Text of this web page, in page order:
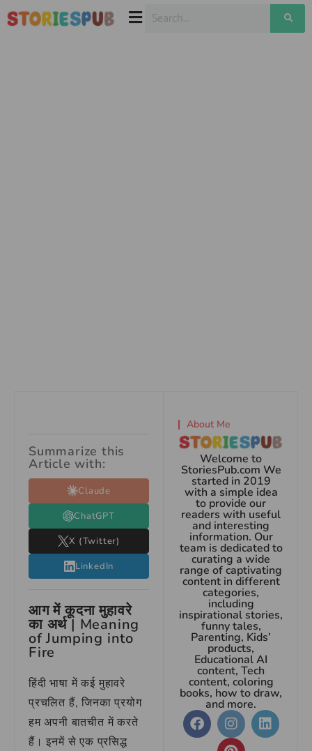
Summarize this
Article with:
Claude
ChatGPT
X (Twitter)
LinkedIn
आग में कूदना मुहावरे
का अर्थ | Meaning
of Jumping into
Fire
हिंदी भाषा में कई मुहावरे
प्रचलित हैं, जिनका प्रयोग
हम अपनी बातचीत में करते
हैं। इनमें से एक प्रसिद्ध
About Me
Welcome to
StoriesPub.com We
started in 2019
with a simple idea
to provide our
readers with useful
and interesting
information. Our
team is dedicated to
curating a wide
range of captivating
content in different
categories,
including
inspirational stories,
funny tales,
Parenting, Kids’
products,
Educational AI
content, Tech
content, coloring
books, how to draw,
and more.